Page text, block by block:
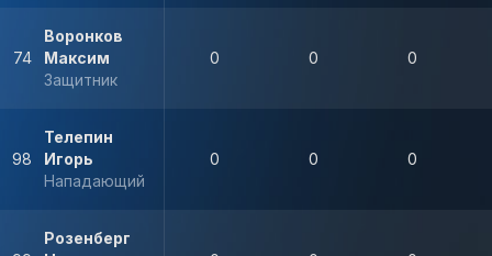
74
Воронков
Максим
Защитник
0 0 0
98
Телепин
Игорь
Нападающий
0 0 0
Розенберг